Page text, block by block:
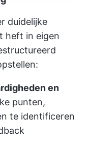
duidelijke
heft in eigen
en
punten,
te identificeren